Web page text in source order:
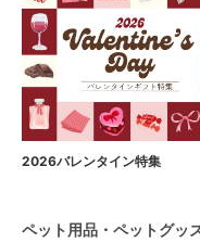
2026バレンタイン特集
ペット用品・ペットグッ